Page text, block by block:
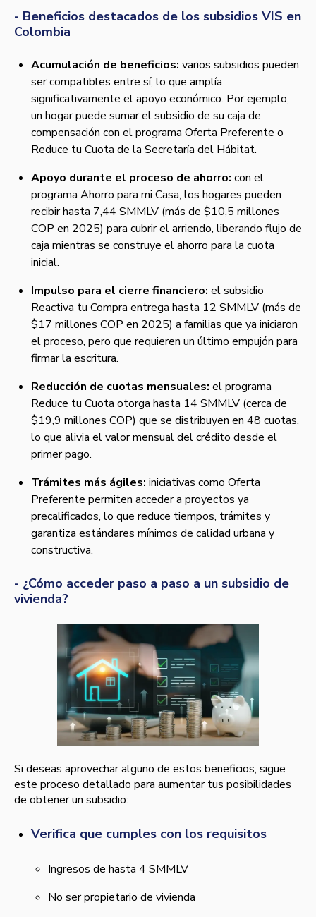
- Beneficios destacados de los subsidios VIS en
Colombia
Acumulación de beneficios: varios subsidios pueden
ser compatibles entre sí, lo que amplía
significativamente el apoyo económico. Por ejemplo,
un hogar puede sumar el subsidio de su caja de
compensación con el programa Oferta Preferente o
Reduce tu Cuota de la Secretaría del Hábitat.
Apoyo durante el proceso de ahorro: con el
programa Ahorro para mi Casa, los hogares pueden
recibir hasta 7,44 SMMLV (más de $10,5 millones
COP en 2025) para cubrir el arriendo, liberando flujo de
caja mientras se construye el ahorro para la cuota
inicial.
Impulso para el cierre financiero: el subsidio
Reactiva tu Compra entrega hasta 12 SMMLV (más de
$17 millones COP en 2025) a familias que ya iniciaron
el proceso, pero que requieren un último empujón para
firmar la escritura.
Reducción de cuotas mensuales: el programa
Reduce tu Cuota otorga hasta 14 SMMLV (cerca de
$19,9 millones COP) que se distribuyen en 48 cuotas,
lo que alivia el valor mensual del crédito desde el
primer pago.
Trámites más ágiles: iniciativas como Oferta
Preferente permiten acceder a proyectos ya
precalificados, lo que reduce tiempos, trámites y
garantiza estándares mínimos de calidad urbana y
constructiva.
- ¿Cómo acceder paso a paso a un subsidio de
vivienda?
Si deseas aprovechar alguno de estos beneficios, sigue
este proceso detallado para aumentar tus posibilidades
de obtener un subsidio:
Verifica que cumples con los requisitos
Ingresos de hasta 4 SMMLV
No ser propietario de vivienda